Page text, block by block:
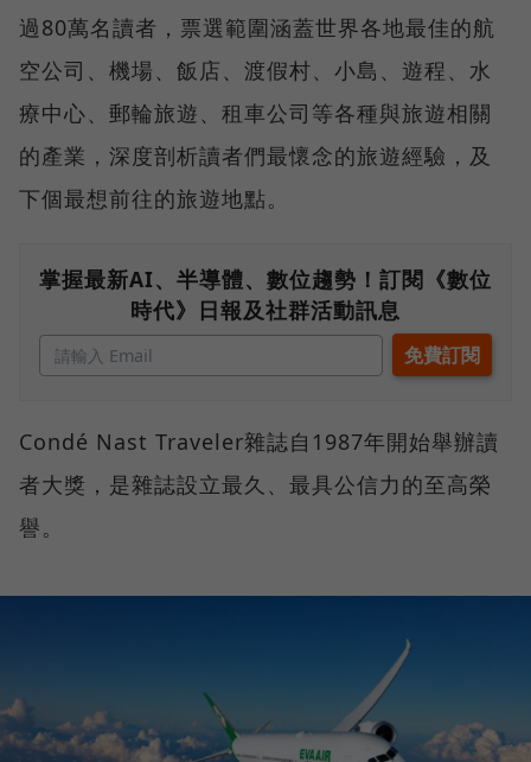
過80萬名讀者，票選範圍涵蓋世界各地最佳的航
空公司、機場、飯店、渡假村、小島、遊程、水
療中心、郵輪旅遊、租車公司等各種與旅遊相關
的產業，深度剖析讀者們最懷念的旅遊經驗，及
下個最想前往的旅遊地點。
掌握最新AI、半導體、數位趨勢！訂閱《數位
時代》日報及社群活動訊息
Condé Nast Traveler雜誌自1987年開始舉辦讀
者大獎，是雜誌設立最久、最具公信力的至高榮
譽。